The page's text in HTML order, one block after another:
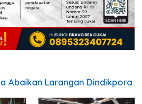
Abaikan Larangan Dindikpora